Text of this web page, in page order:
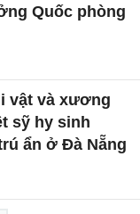
Quốc phòng
vật và xương
sỹ hy sinh
ẩn ở Đà Nẵng